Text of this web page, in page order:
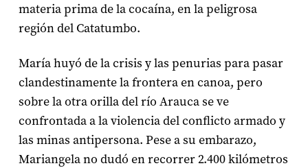
materia prima de la cocaína, en la peligrosa
región del Catatumbo.
María huyó de la crisis y las penurias para pasar
clandestinamente la frontera en canoa, pero
sobre la otra orilla del río Arauca se ve
confrontada a la violencia del conflicto armado y
las minas antipersona. Pese a su embarazo,
Mariangela no dudó en recorrer 2.400 kilómetros